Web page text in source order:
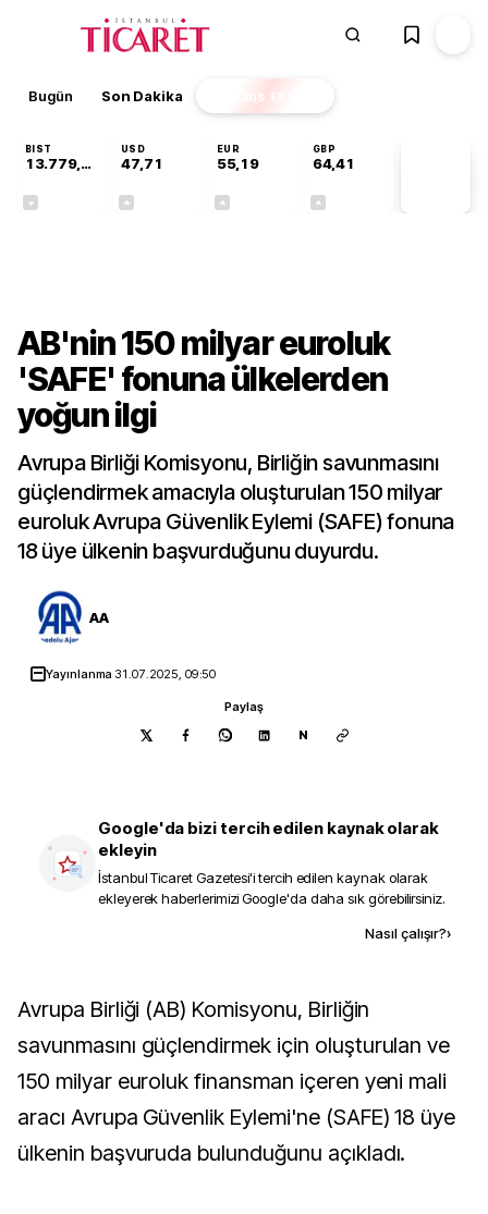
Bugün Son Dakika Finans EKSTRA
BIST
13.779,39
USD
47,71
EUR
55,19
GBP
64,41
AB'nin 150 milyar euroluk
'SAFE' fonuna ülkelerden
yoğun ilgi
Avrupa Birliği Komisyonu, Birliğin savunmasını
güçlendirmek amacıyla oluşturulan 150 milyar
euroluk Avrupa Güvenlik Eylemi (SAFE) fonuna
18 üye ülkenin başvurduğunu duyurdu.
AA
Yayınlanma 31.07.2025, 09:50
Paylaş
N
Google'da bizi tercih edilen kaynak olarak
ekleyin
İstanbul Ticaret Gazetesi'i tercih edilen kaynak olarak
ekleyerek haberlerimizi Google'da daha sık görebilirsiniz.
Nasıl çalışır?›
Avrupa Birliği (AB) Komisyonu, Birliğin
savunmasını güçlendirmek için oluşturulan ve
150 milyar euroluk finansman içeren yeni mali
aracı Avrupa Güvenlik Eylemi'ne (SAFE) 18 üye
ülkenin başvuruda bulunduğunu açıkladı.